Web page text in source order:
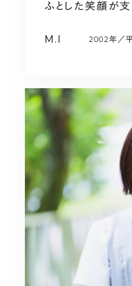
ふとした笑顔が支
M.I 2002年／